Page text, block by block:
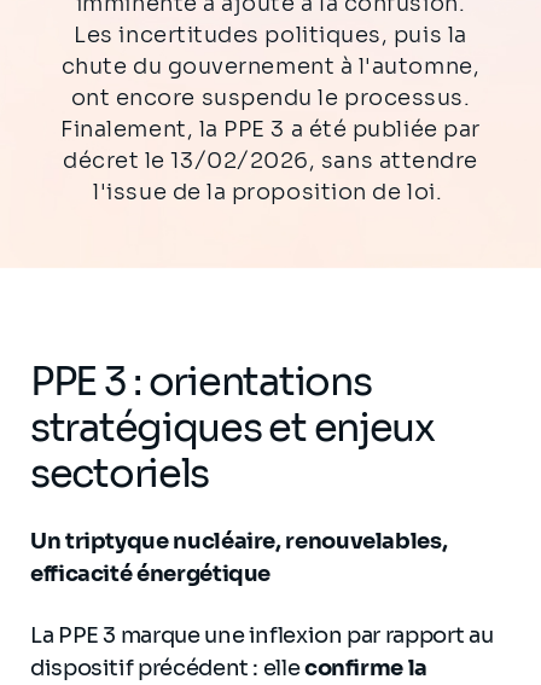
Les incertitudes politiques, puis la
chute du gouvernement à l'automne,
ont encore suspendu le processus.
Finalement, la PPE 3 a été publiée par
décret le 13/02/2026, sans attendre
l'issue de la proposition de loi.
PPE 3 : orientations
stratégiques et enjeux
sectoriels
Un triptyque nucléaire, renouvelables,
efficacité énergétique
La PPE 3 marque une inflexion par rapport au
dispositif précédent : elleconfirme la